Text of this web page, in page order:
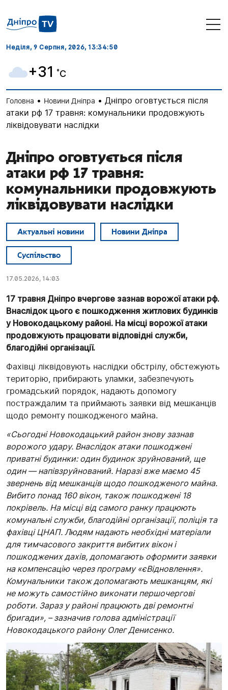
Неділя, 9 Серпня, 2026, 13:34:50
+31 ˚C
Головна • Новини Дніпра • Дніпро оговтується після
атаки рф 17 травня: комунальники продовжують
ліквідовувати наслідки
Дніпро оговтується після
атаки рф 17 травня:
комунальники продовжують
ліквідовувати наслідки
Актуальні новини Новини Дніпра
Суспільство
17.05.2026, 14:03
17 травня Дніпро вчергове зазнав ворожої атаки рф.
Внаслідок цього є пошкодження житлових будинків
у Новокодацькому районі. На місці ворожої атаки
продовжують працювати відповідні служби,
благодійні організації.
Фахівці ліквідовують наслідки обстрілу, обстежують
територію, прибирають уламки, забезпечують
громадський порядок, надають допомогу
постраждалим та приймають заявки від мешканців
щодо ремонту пошкодженого майна.
«Сьогодні Новокодацький район знову зазнав
ворожого удару. Внаслідок атаки пошкоджені
приватні будинки: один будинок зруйнований, ще
один — напівзруйнований. Наразі вже маємо 45
звернень від мешканців щодо пошкодженого майна.
Вибито понад 160 вікон, також пошкоджені 18
покрівель. На місці від самого ранку працюють
комунальні служби, благодійні організації, поліція та
фахівці ЦНАП. Людям надають необхідні матеріали
для тимчасового закриття вибитих вікон і
пошкоджених дахів, допомагають оформити заявки
на компенсацію через програму «єВідновлення».
Комунальники також допомагають мешканцям, які
не можуть самостійно виконати першочергові
роботи. Зараз у районі працюють дві ремонтні
бригади», – зазначив голова адміністрації
Новокодацького району Олег Денисенко.